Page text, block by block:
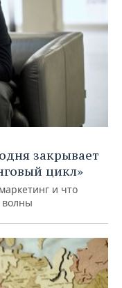
закрывает
цикл»
и что
волны